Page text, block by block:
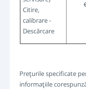
Citire,
calibrare -
Descărcare
Preţurile specificate
informaţiile